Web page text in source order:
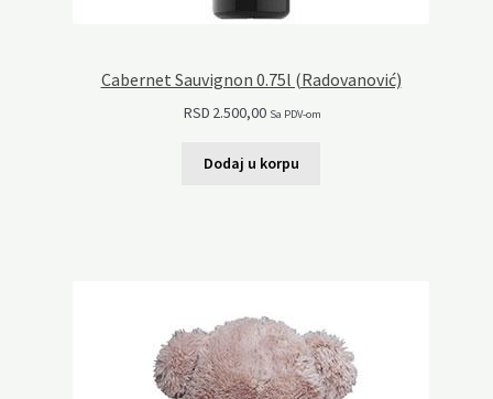
Cabernet Sauvignon 0.75l (Radovanović)
RSD 2.500,00 Sa PDV-om
Dodaj u korpu